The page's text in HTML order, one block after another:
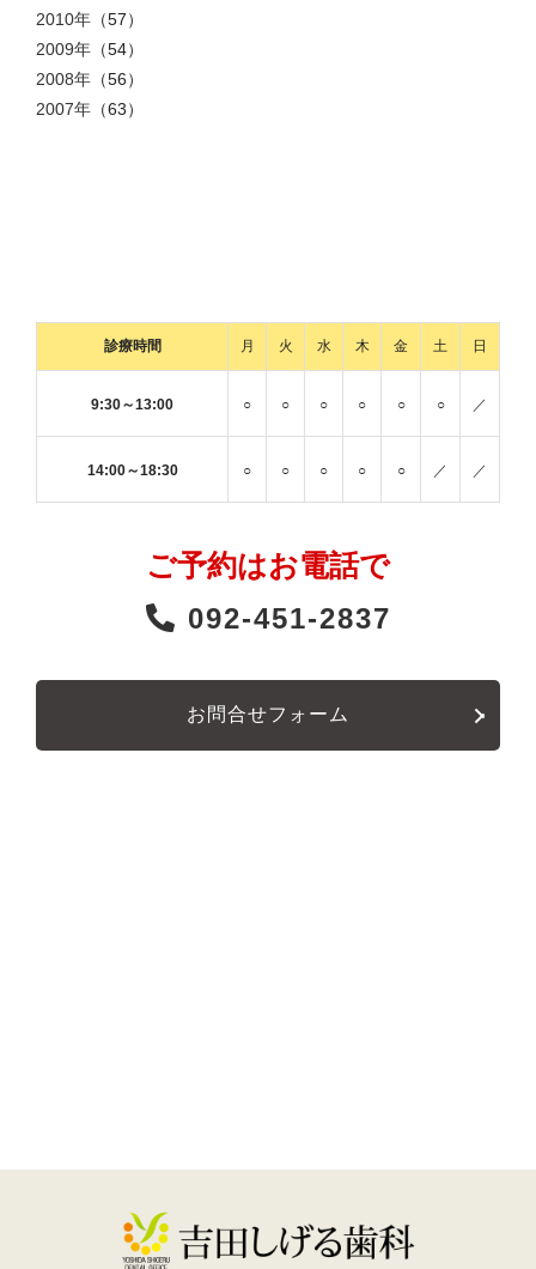
2010年 （57）
2009年 （54）
2008年 （56）
2007年 （63）
診療時間 月 火 水 木 金 土 日
9:30～13:00 ○ ○ ○ ○ ○ ○ ／
14:00～18:30 ○ ○ ○ ○ ○ ／ ／
ご予約はお電話で
092-451-2837
お問合せフォーム